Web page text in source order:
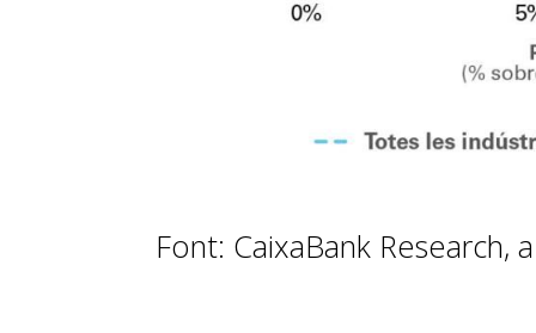
Font: CaixaBank Research,